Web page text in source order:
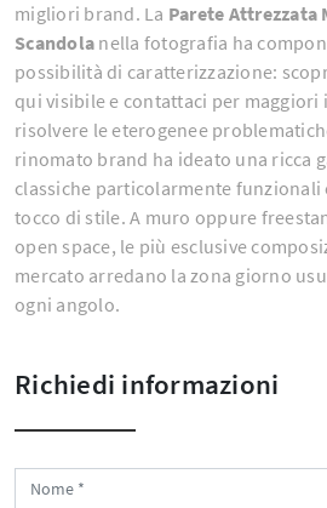
migliori brand. La Parete Attrezzata
Scandola nella fotografia ha
possibilità di caratterizzazione:
qui visibile e contattaci per maggiori
risolvere le eterogenee
rinomato brand ha ideato una ricca
classiche particolarmente funzionali
tocco di stile. A muro oppure
open space, le più esclusive
mercato arredano la zona giorno
ogni angolo.
Richiedi informazioni